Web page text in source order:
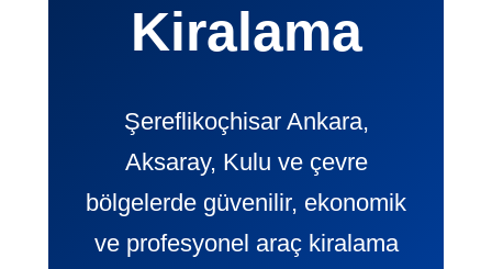
Kiralama
Şereflikoçhisar Ankara,
Aksaray, Kulu ve çevre
bölgelerde güvenilir, ekonomik
ve profesyonel araç kiralama